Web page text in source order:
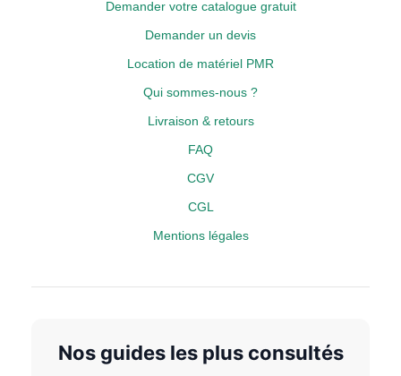
Demander votre catalogue gratuit
Demander un devis
Location de matériel PMR
Qui sommes-nous ?
Livraison & retours
FAQ
CGV
CGL
Mentions légales
Nos guides les plus consultés